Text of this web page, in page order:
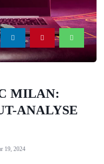
MILAN:
ANALYSE
19, 2024